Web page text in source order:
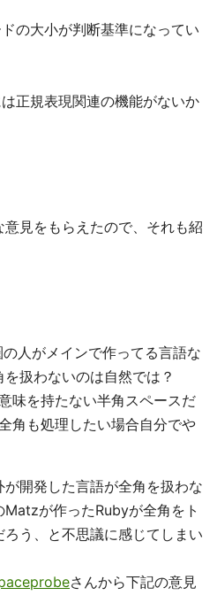
の大小が判断基準になってい
正規表現関連の機能がないか
見をもらえたので、それも紹
人がメインで作ってる言語な
を扱わないのは自然では？
味を持たない半角スペースだ
角も処理したい場合自分でや
開発した言語が全角を扱わな
が作ったRubyが全角をト
う、と不思議に感じてしまい
さんから下記の意見